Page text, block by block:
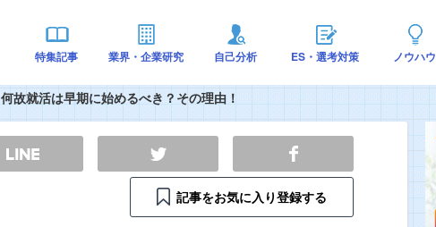
特集記事 業界・企業研究 自己分析 ES・選考対策 ノウハウ
何故就活は早期に始めるべき？その理由！
記事をお気に入り登録する